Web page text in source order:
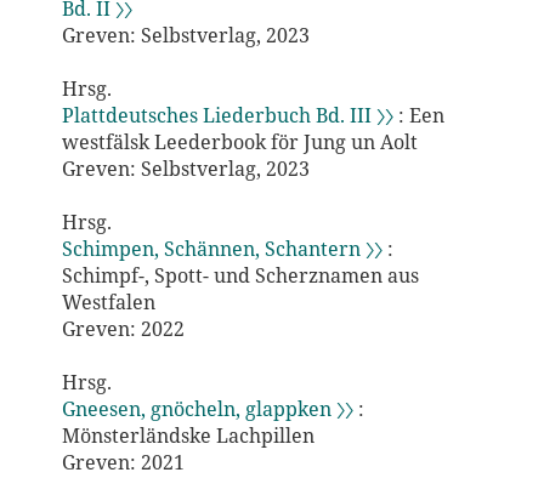
Bd. II 〉〉
Greven: Selbstverlag, 2023
Hrsg.
Plattdeutsches Liederbuch Bd. III 〉〉: Een
westfälsk Leederbook för Jung un Aolt
Greven: Selbstverlag, 2023
Hrsg.
Schimpen, Schännen, Schantern 〉〉:
Schimpf-, Spott- und Scherznamen aus
Westfalen
Greven: 2022
Hrsg.
Gneesen, gnöcheln, glappken 〉〉:
Mönsterländske Lachpillen
Greven: 2021